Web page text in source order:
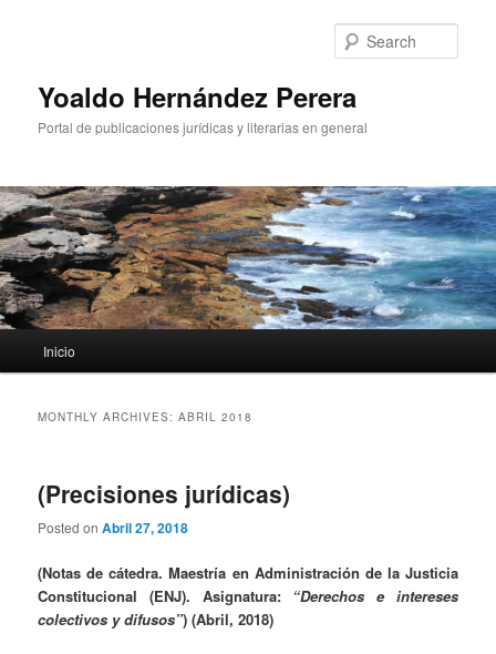
Yoaldo Hernández Perera
Portal de publicaciones jurídicas y literarias en general
Skip to primary content
Skip to secondary content
Inicio
MONTHLY ARCHIVES:ABRIL 2018
(Precisiones jurídicas)
Posted onAbril 27, 2018
(Notas de cátedra. Maestría en Administración de la Justicia
Constitucional (ENJ). Asignatura: “Derechos e intereses
colectivos y difusos”) (Abril, 2018)